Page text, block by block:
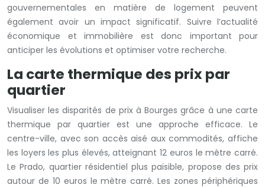
gouvernementales en matière de logement peuvent
également avoir un impact significatif. Suivre l’actualité
économique et immobilière est donc important pour
anticiper les évolutions et optimiser votre recherche.
La carte thermique des prix par
quartier
Visualiser les disparités de prix à Bourges grâce à une carte
thermique par quartier est une approche efficace. Le
centre-ville, avec son accès aisé aux commodités, affiche
les loyers les plus élevés, atteignant 12 euros le mètre carré.
Le Prado, quartier résidentiel plus paisible, propose des prix
autour de 10 euros le mètre carré. Les zones périphériques